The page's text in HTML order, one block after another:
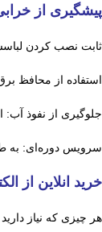
پیشگیری از
ثابت نصب کردن
استفاده از محافظ
جلوگیری از نفوذ آب:
سرویس دوره‌ای: به
خرید انلاین از
هر چیزی که نیاز